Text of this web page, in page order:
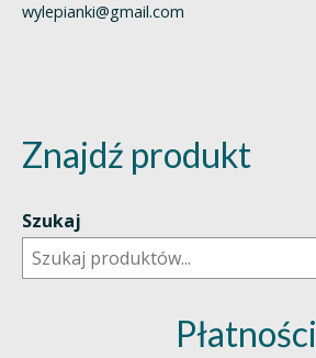
wylepianki@gmail.com
Znajdź produkt
Szukaj
Płatności